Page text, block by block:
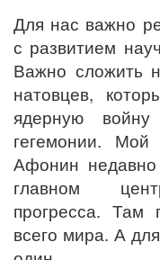
Для нас важно
с развитием
Важно сложить
натовцев,
ядерную
гегемонии.
Афонин
главном
прогресса. Там
всего мира. А